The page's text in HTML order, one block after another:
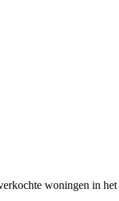
woningen in het